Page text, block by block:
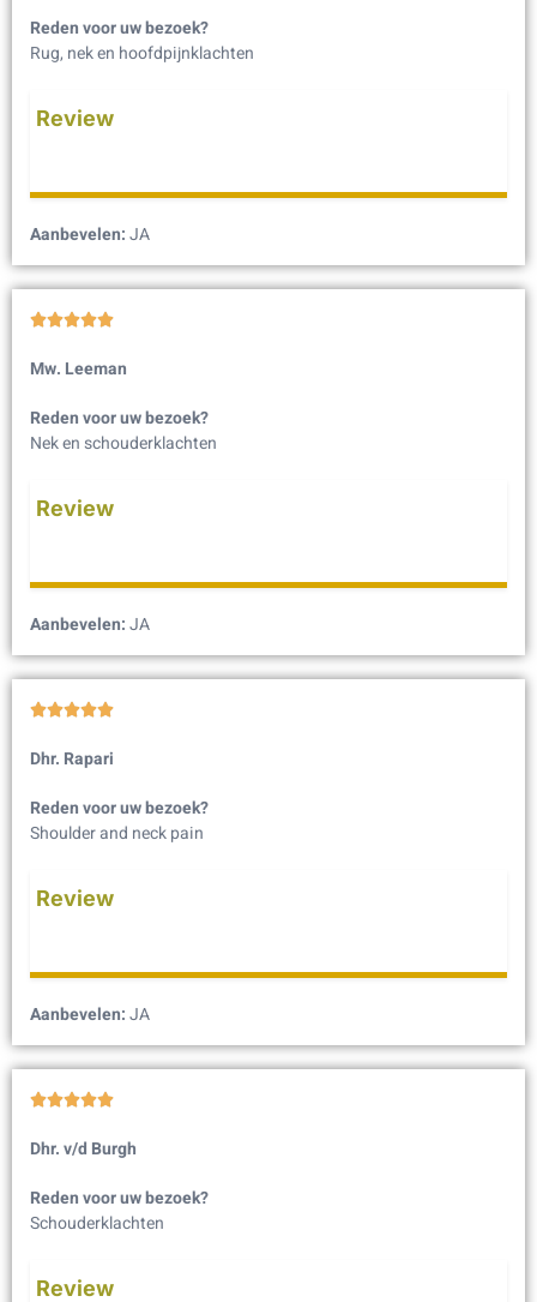
Reden voor uw bezoek?
Rug, nek en hoofdpijnklachten
Review
Aanbevelen:JA

Mw. Leeman
Reden voor uw bezoek?
Nek en schouderklachten
Review
Aanbevelen:JA

Dhr. Rapari
Reden voor uw bezoek?
Shoulder and neck pain
Review
Aanbevelen:JA

Dhr. v/d Burgh
Reden voor uw bezoek?
Schouderklachten
Review